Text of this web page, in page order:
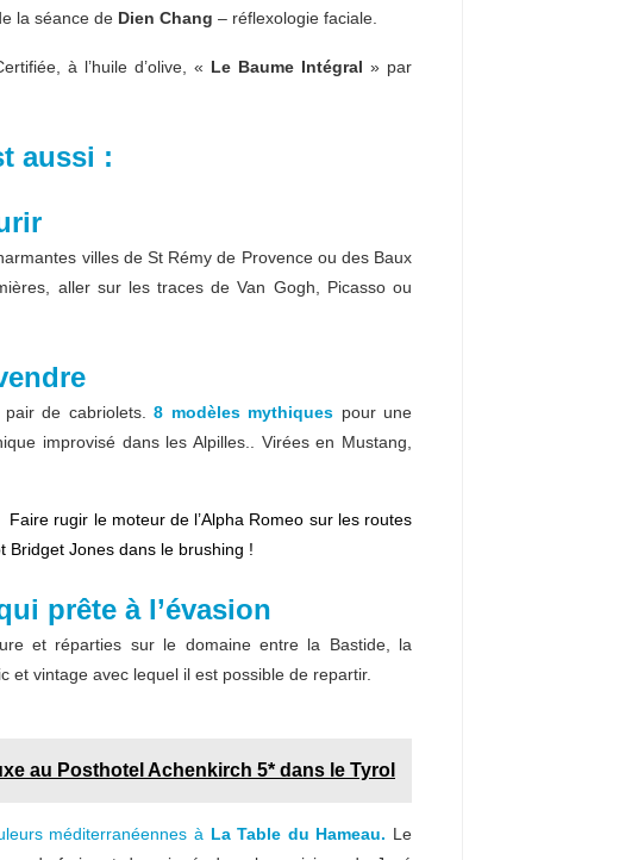
la séance de Dien Chang – réflexologie faciale.
à l’huile d’olive, « Le Baume Intégral » par
aussi :
villes de St Rémy de Provence ou des Baux
aller sur les traces de Van Gogh, Picasso ou
de cabriolets. 8 modèles mythiques pour une
improvisé dans les Alpilles.. Virées en Mustang,
Faire rugir le moteur de l’Alpha Romeo sur les routes
Bridget Jones dans le brushing !
prête à l’évasion
et réparties sur le domaine entre la Bastide, la
et vintage avec lequel il est possible de repartir.
au Posthotel Achenkirch 5* dans le Tyrol
méditerranéennes à La Table du Hameau. Le